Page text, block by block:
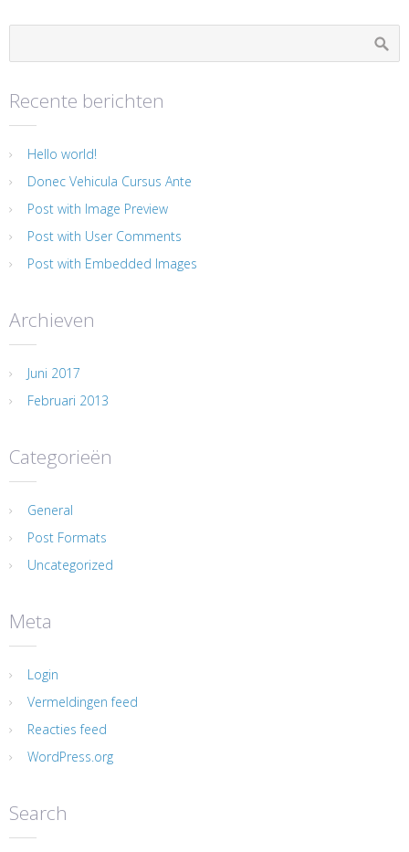
Recente berichten
Hello world!
Donec Vehicula Cursus Ante
Post with Image Preview
Post with User Comments
Post with Embedded Images
Archieven
Juni 2017
Februari 2013
Categorieën
General
Post Formats
Uncategorized
Meta
Login
Vermeldingen feed
Reacties feed
WordPress.org
Search